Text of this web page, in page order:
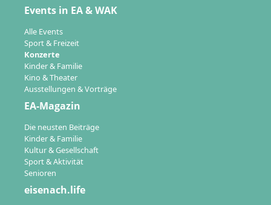
Events in EA & WAK
Alle Events
Sport & Freizeit
Konzerte
Kinder & Familie
Kino & Theater
Ausstellungen & Vorträge
EA-Magazin
Die neusten Beiträge
Kinder & Familie
Kultur & Gesellschaft
Sport & Aktivität
Senioren
eisenach.life